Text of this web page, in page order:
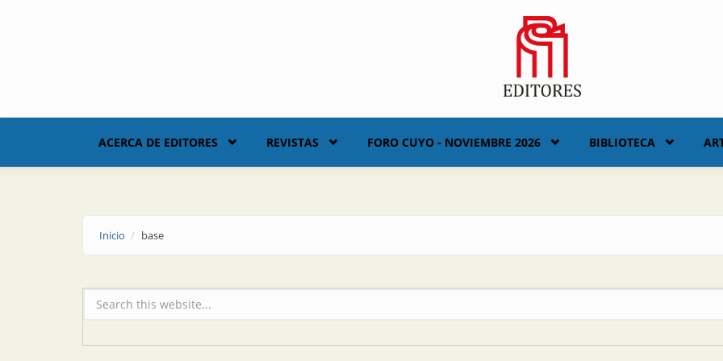
ACERCA DE EDITORES REVISTAS FORO CUYO - NOVIEMBRE 2026 BIBLIOTECA
Inicio base
Formulario de búsqueda